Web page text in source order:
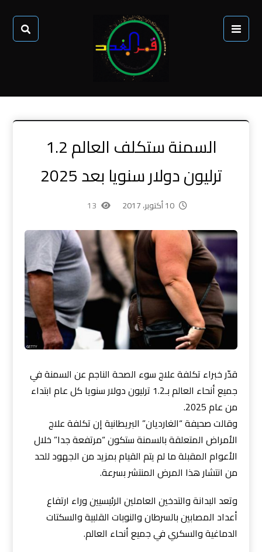
السمنة ستكلف العالم 1.2
ترليون دولار سنويا بعد 2025
10 أكتوبر، 2017 13
قدّر خبراء تكلفة علاج سوء الصحة الناجم عن السمنة في
جميع أنحاء العالم بـ1.2 ترليون دولار سنويا كل عام ابتداء
من عام 2025.
وقالت صحيفة “الغارديان” البريطانية إن تكلفة علاج
الأمراض المتعلقة بالسمنة ستكون “مرتفعة جدا” خلال
الأعوام المقبلة ما لم يتم القيام بمزيد من الجهود للحد
من انتشار هذا المرض المنتشر بسرعة.
وتعد البدانة والتدخين العاملين الرئيسيين وراء ارتفاع
أعداد المصابين بالسرطان والنوبات القلبية والسكتات
الدماغية والسكري في جميع أنحاء العالم.